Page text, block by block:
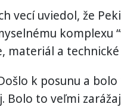
vecí uviedol, že
komplexu
materiál a technické
k posunu a
to veľmi